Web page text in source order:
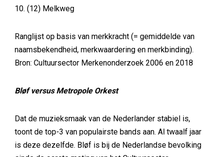
10. (12) Melkweg
Ranglijst op basis van merkkracht (= gemiddelde van
naamsbekendheid, merkwaardering en merkbinding).
Bron: Cultuursector Merkenonderzoek 2006 en 2018
Bløf versus Metropole Orkest
Dat de muzieksmaak van de Nederlander stabiel is,
toont de top-3 van populairste bands aan. Al twaalf jaar
is deze dezelfde. Bløf is bij de Nederlandse bevolking